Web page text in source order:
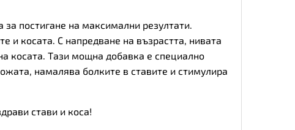
постигане на максимални резултати.
и косата. С напредване на възрастта, нивата
косата. Тази мощна добавка е специално
намалява болките в ставите и стимулира
стави и коса!